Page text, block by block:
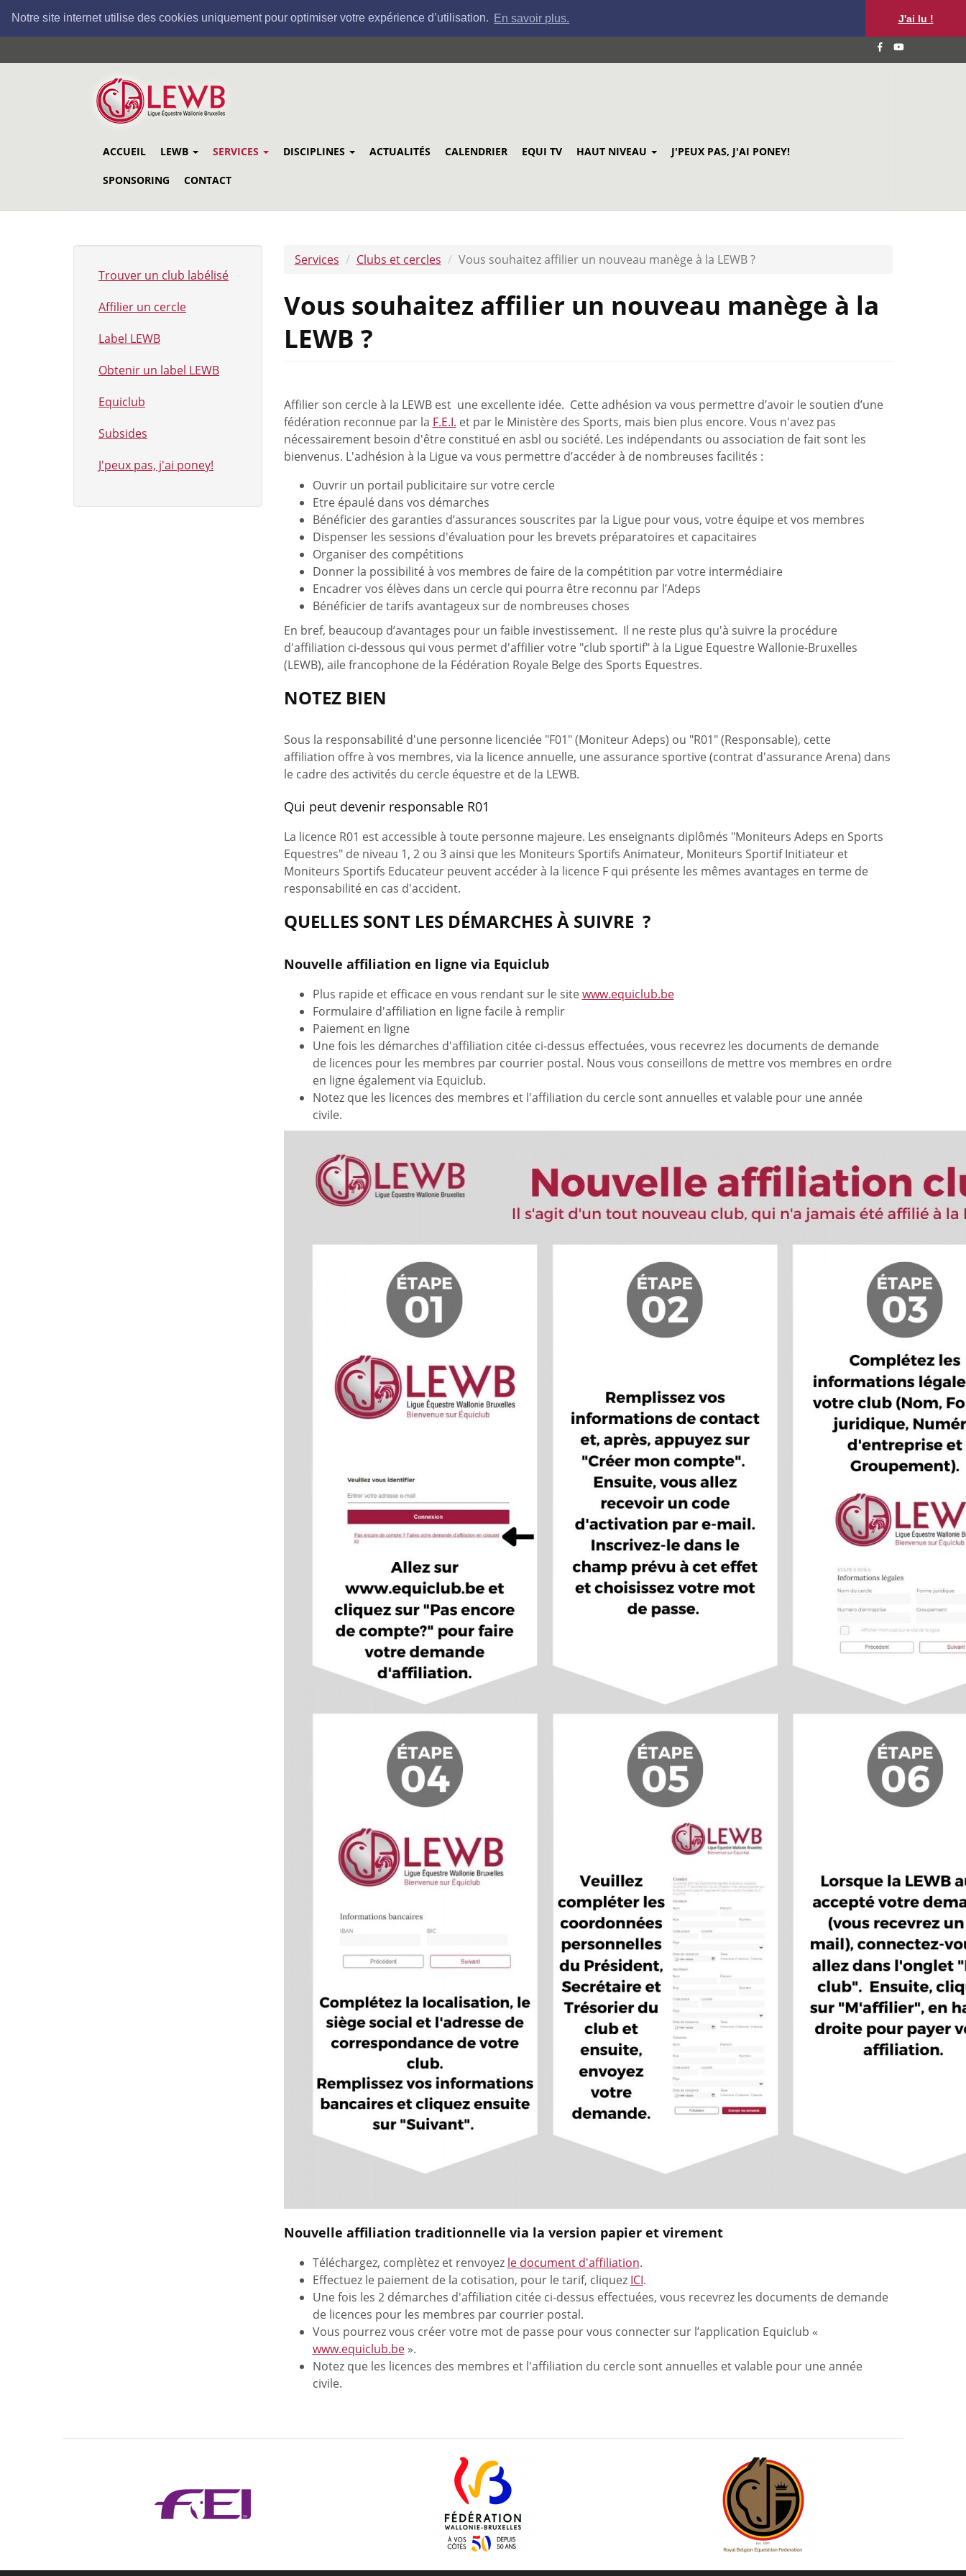
Notre site internet utilise des cookies uniquement pour optimiser votre expérience d’utilisation. En savoir plus. J'ai lu !
au
ACCUEIL LEWB SERVICES DISCIPLINES ACTUALITÉS CALENDRIER EQUI TV HAUT NIVEAU J'PEUX PAS, J'AI PONEY!
SPONSORING CONTACT
Trouver un club labélisé
Affilier un cercle
Label LEWB
Obtenir un label LEWB
Equiclub
Subsides
J'peux pas, j'ai poney!
Services Clubs et cercles Vous souhaitez affilier un nouveau manège à la LEWB ?
Vous souhaitez affilier un nouveau manège à la
LEWB ?
Affilier son cercle à la LEWB est une excellente idée. Cette adhésion va vous permettre d’avoir le soutien d’une
fédération reconnue par la F.E.I. et par le Ministère des Sports, mais bien plus encore. Vous n'avez pas
nécessairement besoin d'être constitué en asbl ou société. Les indépendants ou association de fait sont les
bienvenus. L'adhésion à la Ligue va vous permettre d’accéder à de nombreuses facilités :
Ouvrir un portail publicitaire sur votre cercle
Etre épaulé dans vos démarches
Bénéficier des garanties d’assurances souscrites par la Ligue pour vous, votre équipe et vos membres
Dispenser les sessions d'évaluation pour les brevets préparatoires et capacitaires
Organiser des compétitions
Donner la possibilité à vos membres de faire de la compétition par votre intermédiaire
Encadrer vos élèves dans un cercle qui pourra être reconnu par l’Adeps
Bénéficier de tarifs avantageux sur de nombreuses choses
En bref, beaucoup d’avantages pour un faible investissement. Il ne reste plus qu'à suivre la procédure
d'affiliation ci-dessous qui vous permet d'affilier votre "club sportif" à la Ligue Equestre Wallonie-Bruxelles
(LEWB), aile francophone de la Fédération Royale Belge des Sports Equestres.
NOTEZ BIEN
Sous la responsabilité d'une personne licenciée "F01" (Moniteur Adeps) ou "R01" (Responsable), cette
affiliation offre à vos membres, via la licence annuelle, une assurance sportive (contrat d'assurance Arena) dans
le cadre des activités du cercle équestre et de la LEWB.
Qui peut devenir responsable R01
La licence R01 est accessible à toute personne majeure. Les enseignants diplômés "Moniteurs Adeps en Sports
Equestres" de niveau 1, 2 ou 3 ainsi que les Moniteurs Sportifs Animateur, Moniteurs Sportif Initiateur et
Moniteurs Sportifs Educateur peuvent accéder à la licence F qui présente les mêmes avantages en terme de
responsabilité en cas d'accident.
QUELLES SONT LES DÉMARCHES À SUIVRE ?
Nouvelle affiliation en ligne via Equiclub
Plus rapide et efficace en vous rendant sur le sitewww.equiclub.be
Formulaire d'affiliation en ligne facile à remplir
Paiement en ligne
Une fois les démarches d'affiliation citée ci-dessus effectuées, vous recevrez les documents de demande
de licences pour les membres par courrier postal. Nous vous conseillons de mettre vos membres en ordre
en ligne également via Equiclub.
Notez que les licences des membres et l'affiliation du cercle sont annuelles et valable pour une année
civile.
Nouvelle affiliation traditionnelle via la version papier et virement
Téléchargez, complètez et renvoyez le document d'affiliation.
Effectuez le paiement de la cotisation, pour le tarif, cliquez ICI.
Une fois les 2 démarches d'affiliation citée ci-dessus effectuées, vous recevrez les documents de demande
de licences pour les membres par courrier postal.
Vous pourrez vous créer votre mot de passe pour vous connecter sur l’application Equiclub «
www.equiclub.be».
Notez que les licences des membres et l'affiliation du cercle sont annuelles et valable pour une année
civile.